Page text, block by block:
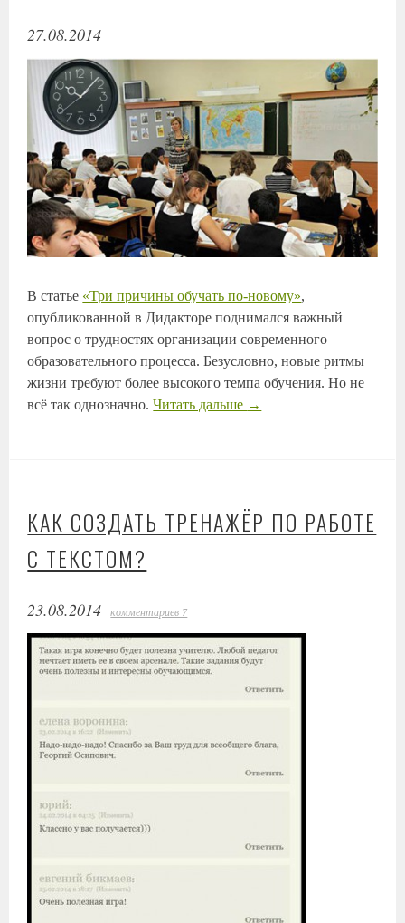
27.08.2014
В статье «Три причины обучать по-новому»,
опубликованной в Дидакторе поднимался важный
вопрос о трудностях организации современного
образовательного процесса. Безусловно, новые ритмы
жизни требуют более высокого темпа обучения. Но не
всё так однозначно.Читать дальше →
КАК СОЗДАТЬ ТРЕНАЖЁР ПО РАБОТЕ
С ТЕКСТОМ?
23.08.2014 комментариев 7